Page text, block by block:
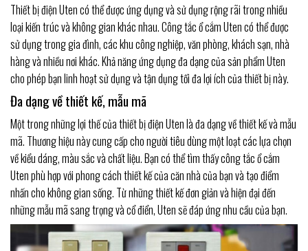
Thiết bị điện Uten có thể được ứng dụng và sử dụng rộng rãi trong nhiều
loại kiến trúc và không gian khác nhau. Công tắc ổ cắm Uten có thể được
sử dụng trong gia đình, các khu công nghiệp, văn phòng, khách sạn, nhà
hàng và nhiều nơi khác. Khả năng ứng dụng đa dạng của sản phẩm Uten
cho phép bạn linh hoạt sử dụng và tận dụng tối đa lợi ích của thiết bị này.
Đa dạng về thiết kế, mẫu mã
Một trong những lợi thế của thiết bị điện Uten là đa dạng về thiết kế và mẫu
mã. Thương hiệu này cung cấp cho người tiêu dùng một loạt các lựa chọn
về kiểu dáng, màu sắc và chất liệu. Bạn có thể tìm thấy công tắc ổ cắm
Uten phù hợp với phong cách thiết kế của căn nhà của bạn và tạo điểm
nhấn cho không gian sống. Từ những thiết kế đơn giản và hiện đại đến
những mẫu mã sang trọng và cổ điển, Uten sẽ đáp ứng nhu cầu của bạn.